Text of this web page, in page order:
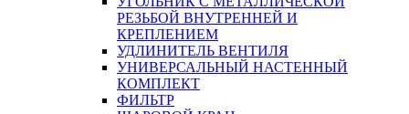
РЕЗЬБОЙ ВНУТРЕННЕЙ И
КРЕПЛЕНИЕМ
УДЛИНИТЕЛЬ ВЕНТИЛЯ
УНИВЕРСАЛЬНЫЙ НАСТЕННЫЙ
КОМПЛЕКТ
ФИЛЬТР